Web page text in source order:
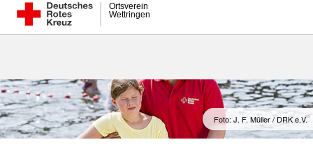
Wettringen
Ortsverein
Foto: J. F. Müller / DRK e.V.